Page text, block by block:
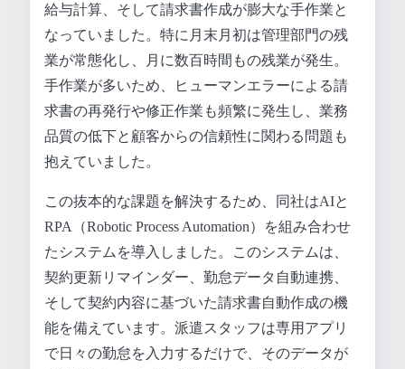
給与計算、そして請求書作成が膨大な手作業と
なっていました。特に月末月初は管理部門の残
業が常態化し、月に数百時間もの残業が発生。
手作業が多いため、ヒューマンエラーによる請
求書の再発行や修正作業も頻繁に発生し、業務
品質の低下と顧客からの信頼性に関わる問題も
抱えていました。
この抜本的な課題を解決するため、同社はAIと
RPA（Robotic Process Automation）を組み合わせ
たシステムを導入しました。このシステムは、
契約更新リマインダー、勤怠データ自動連携、
そして契約内容に基づいた請求書自動作成の機
能を備えています。派遣スタッフは専用アプリ
で日々の勤怠を入力するだけで、そのデータが